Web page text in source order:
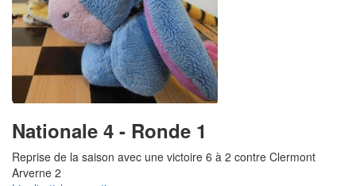
Nationale 4 - Ronde 1
Reprise de la saison avec une victoire 6 à 2 contre Clermont
Arverne 2